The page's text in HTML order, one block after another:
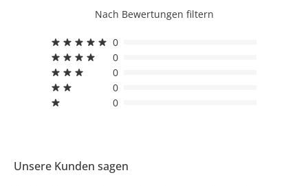
Nach Bewertungen filtern
0
0
0
0
0
Unsere Kunden sagen